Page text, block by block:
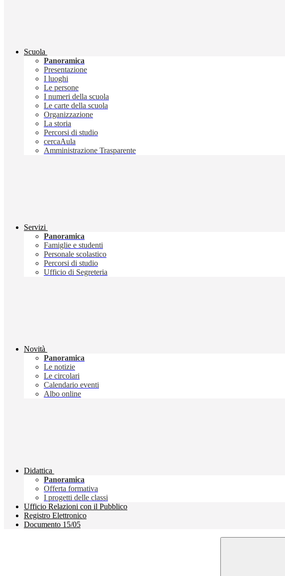
Scuola
Panoramica
Presentazione
I luoghi
Le persone
I numeri della scuola
Le carte della scuola
Organizzazione
La storia
Percorsi di studio
cercaAula
Amministrazione Trasparente
Servizi
Panoramica
Famiglie e studenti
Personale scolastico
Percorsi di studio
Ufficio di Segreteria
Novità
Panoramica
Le notizie
Le circolari
Calendario eventi
Albo online
Didattica
Panoramica
Offerta formativa
I progetti delle classi
Ufficio Relazioni con il Pubblico
Registro Elettronico
Documento 15/05